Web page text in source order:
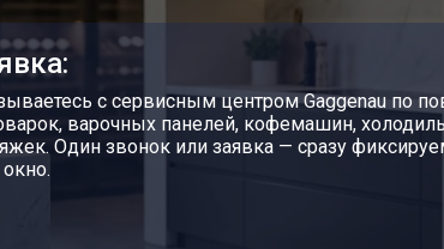
с сервисным центром Gaggenau по
варочных панелей, кофемашин,
Один звонок или заявка — сразу